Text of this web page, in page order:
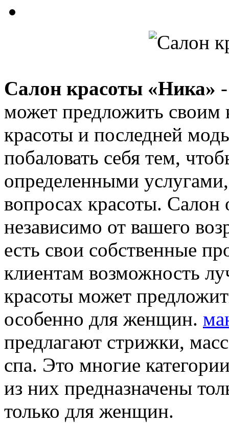
Салон красоты «Ника»
может предложить своим
красоты и последней
побаловать себя тем,
определенными
вопросах красоты. Салон
независимо от вашего
есть свои собственные
клиентам возможность
красоты может
особенно для женщин.
предлагают стрижки,
спа. Это многие
из них предназначены
только для женщин.